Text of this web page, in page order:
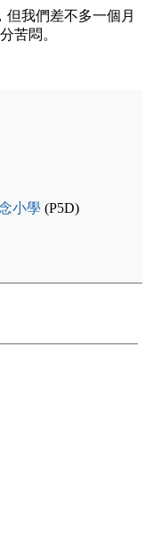
我們差不多一個月
苦悶。
小學 (P5D)